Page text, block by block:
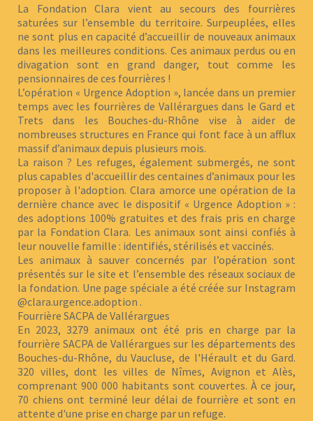
La Fondation Clara vient au secours des fourrières
saturées sur l’ensemble du territoire. Surpeuplées, elles
ne sont plus en capacité d’accueillir de nouveaux animaux
dans les meilleures conditions. Ces animaux perdus ou en
divagation sont en grand danger, tout comme les
pensionnaires de ces fourrières !
L’opération « Urgence Adoption », lancée dans un premier
temps avec les fourrières de Vallérargues dans le Gard et
Trets dans les Bouches-du-Rhône vise à aider de
nombreuses structures en France qui font face à un afflux
massif d’animaux depuis plusieurs mois.
La raison ? Les refuges, également submergés, ne sont
plus capables d'accueillir des centaines d’animaux pour les
proposer à l'adoption. Clara amorce une opération de la
dernière chance avec le dispositif « Urgence Adoption » :
des adoptions 100% gratuites et des frais pris en charge
par la Fondation Clara. Les animaux sont ainsi confiés à
leur nouvelle famille : identifiés, stérilisés et vaccinés.
Les animaux à sauver concernés par l’opération sont
présentés sur le site et l’ensemble des réseaux sociaux de
la fondation. Une page spéciale a été créée sur Instagram
@clara.urgence.adoption .
Fourrière SACPA de Vallérargues
En 2023, 3279 animaux ont été pris en charge par la
fourrière SACPA de Vallérargues sur les départements des
Bouches-du-Rhône, du Vaucluse, de l'Hérault et du Gard.
320 villes, dont les villes de Nîmes, Avignon et Alès,
comprenant 900 000 habitants sont couvertes. À ce jour,
70 chiens ont terminé leur délai de fourrière et sont en
attente d'une prise en charge par un refuge.